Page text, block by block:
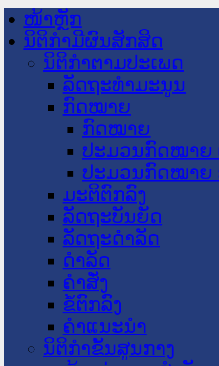
ໜ້າຫຼັກ
ນິຕິກໍາມີຜົນສັກສິດ
ນິຕິກໍາຕາມປະເພດ
ລັດຖະທໍາມະນູນ
ກົດໝາຍ
ກົດໝາຍ
ປະມວນກົດໝາຍ
ປະມວນກົດໝາຍ
ມະຕິຕົກລົງ
ລັດຖະບັນຍັດ
ລັດຖະດໍາລັດ
ດໍາລັດ
ຄໍາສັ່ງ
ຂໍ້ຕົກລົງ
ຄໍາແນະນໍາ
ນິຕິກໍາຂັ້ນສູນກາງ